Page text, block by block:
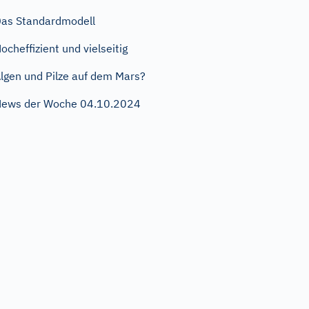
Standardmodell
und vielseitig
und Pilze auf dem Mars?
der Woche 04.10.2024